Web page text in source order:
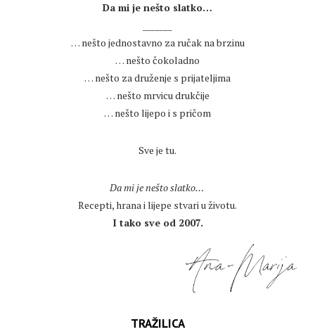
Da mi je nešto slatko…
… nešto jednostavno za ručak na brzinu
… nešto čokoladno
… nešto za druženje s prijateljima
… nešto mrvicu drukčije
… nešto lijepo i s pričom
Sve je tu.
Da mi je nešto slatko…
Recepti, hrana i lijepe stvari u životu.
I tako sve od 2007.
TRAŽILICA